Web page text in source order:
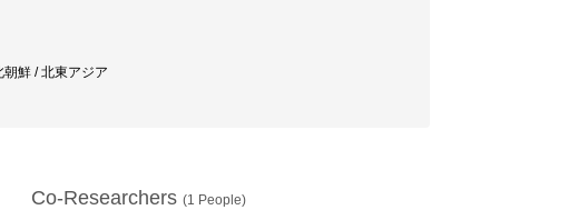
鮮 / 北東アジア
Co-Researchers (1 People)